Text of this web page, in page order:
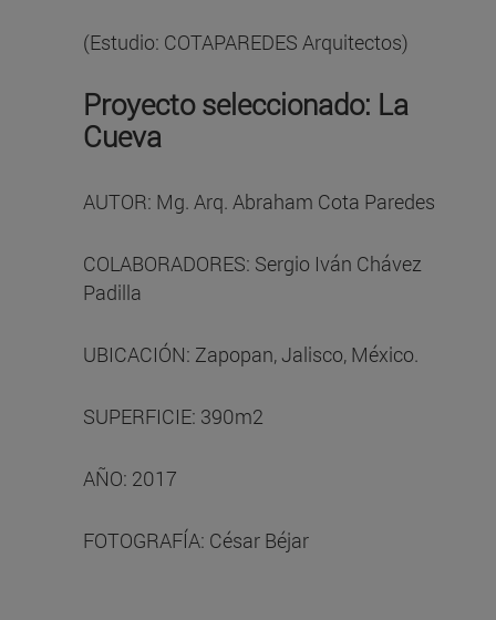
(Estudio: COTAPAREDES Arquitectos)
Proyecto seleccionado: La
Cueva
AUTOR: Mg. Arq. Abraham Cota Paredes
COLABORADORES: Sergio Iván Chávez
Padilla
UBICACIÓN: Zapopan, Jalisco, México.
SUPERFICIE: 390m2
AÑO: 2017
FOTOGRAFÍA: César Béjar